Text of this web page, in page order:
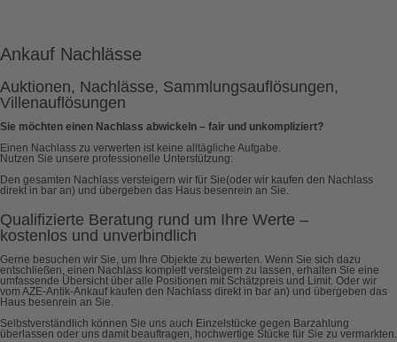
Ankauf Nachlässe
Auktionen, Nachlässe, Sammlungsauflösungen,
Villenauflösungen
Sie möchten einen Nachlass abwickeln – fair und unkompliziert?
Einen Nachlass zu verwerten ist keine alltägliche Aufgabe.
Nutzen Sie unsere professionelle Unterstützung:
Den gesamten Nachlass versteigern wir für Sie(oder wir kaufen den Nachlass
direkt in bar an) und übergeben das Haus besenrein an Sie.
Qualifizierte Beratung rund um Ihre Werte –
kostenlos und unverbindlich
Gerne besuchen wir Sie, um Ihre Objekte zu bewerten. Wenn Sie sich dazu
entschließen, einen Nachlass komplett versteigern zu lassen, erhalten Sie eine
umfassende Übersicht über alle Positionen mit Schätzpreis und Limit. Oder wir
vom AZE-Antik-Ankauf kaufen den Nachlass direkt in bar an) und übergeben das
Haus besenrein an Sie.
Selbstverständlich können Sie uns auch Einzelstücke gegen Barzahlung
überlassen oder uns damit beauftragen, hochwertige Stücke für Sie zu vermarkten.